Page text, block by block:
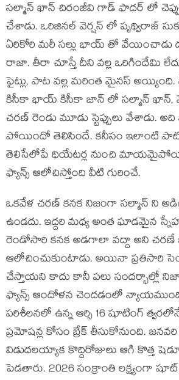
సల్మాన్ ఖాన్ చిరంజీవి గాడ్ ఫాదర్ లో
చేశాడు. ఒరిజినల్ వెర్షన్ లో పృథ్విరాజ్
ఏరికోరి మరీ సల్లు భాయ్ తో వేయించాడు
రాజా. తీరా చూస్తే దీని వల్ల ఒరిగిందేమి
ఫైట్లు, పాట వల్ల మరింత మైనస్ అయ్యింది.
కిసీకా భాయ్ కిసీకా జాన్ లో సల్మాన్ ఖాన్,
చరణ్ రెండు మూడు స్టెప్పులు వేశాడు.
పోయిందో తెలిసిందే. కనీసం ఇలాంటి
తెలిసేలోపే థియేటర్ల నుంచి
ఫ్యాన్స్ ఆలోచిస్తోంది వీటి గురించే.
ఒకవేళ చరణ్ కనక నిజంగా సల్మాన్ ని
ఉండదు. ఇద్దరి మధ్య అంత ఘాడమైన
రెండోసారి కనక అడగాలా వద్దా అని చరణే
ఆలోచించుకుంటాడు. అయినా ప్రతిసారి
చేస్తాయని కాదు కానీ పలు సందర్భాల్లో
ఫ్యాన్స్ ఆందోళన చెందడంలో
పరిశీలనలో ఉన్న ఆర్సి 16 షూటింగ్
ప్రమోషన్ల కోసం బ్రేక్ తీసుకోనుంది.
విడుదలయ్యాక కొద్దిరోజులు ఆగి కొత్త
పెడతారు. 2026 సంక్రాంతి లక్ష్యంగా షూట్